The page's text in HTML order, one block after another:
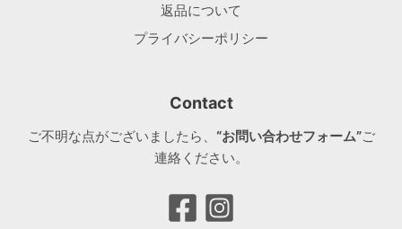
返品について
プライバシーポリシー
Contact
ご不明な点がございましたら、 “お問い合わせフォーム”ご
連絡ください。